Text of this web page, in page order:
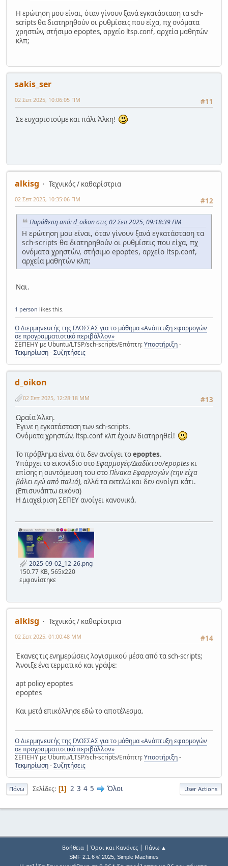
Η ερώτηση μου είναι, όταν γίνουν ξανά εγκατάσταση τα sch-
scripts θα διατηρηθούν οι ρυθμίσεις που είχα, πχ ονόματα
χρηστών, στήσιμο epoptes, αρχείο ltsp.conf, αρχεία μαθητών
κλπ;
sakis_ser
#11
02 Σεπ 2025, 10:06:05 ΠΜ
Σε ευχαριστούμε και πάλι Άλκη!
alkisg
Τεχνικός / καθαρίστρια
#12
02 Σεπ 2025, 10:35:06 ΠΜ
Παράθεση από: d_oikon στις 02 Σεπ 2025, 09:18:39 ΠΜ
Η ερώτηση μου είναι, όταν γίνουν ξανά εγκατάσταση τα
sch-scripts θα διατηρηθούν οι ρυθμίσεις που είχα, πχ
ονόματα χρηστών, στήσιμο epoptes, αρχείο ltsp.conf,
αρχεία μαθητών κλπ;
Ναι.
1 person likes this.
Ο Διερμηνευτής της ΓΛΩΣΣΑΣ για το μάθημα «Ανάπτυξη εφαρμογών
σε προγραμματιστικό περιβάλλον»
ΣΕΠΕΗΥ με Ubuntu/LTSP/sch-scripts/Επόπτη:Υποστήριξη-
Τεκμηρίωση-Συζητήσεις
d_oikon
#13
02 Σεπ 2025, 12:28:18 ΜΜ
Ωραία Άλκη.
Έγινε η εγκατάσταση των sch-scripts.
Ονόματα χρηστών, ltsp.conf κλπ έχουν διατηρηθεί!
Το πρόβλημα είναι ότι δεν ανοίγει τοepoptes.
Υπάρχει το εικονίδιο στοΕφαρμογές/Διαδίκτυο/epoptes κι
επίσης η συντόμευση του στοΠίνακα Εφαρμογών (την είχα
βάλει εγώ από παλιά), αλλά τα εκτελώ και δεν ανοίγει κάτι.
(Επισυνάπτω εικόνα)
Η Διαχείριση ΣΕΠΕΥ ανοίγει κανονικά.
2025-09-02_12-26.png
150.77 KB, 565x220
εμφανίστηκε
alkisg
Τεχνικός / καθαρίστρια
#14
02 Σεπ 2025, 01:00:48 ΜΜ
Έκανες τις ενημερώσεις λογισμικού μέσα από τα sch-scripts;
Άνοιξε ένα τερματικό και γράψε:
apt policy epoptes
epoptes
Και μετά επικόλλησε εδώ το αποτέλεσμα.
Ο Διερμηνευτής της ΓΛΩΣΣΑΣ για το μάθημα «Ανάπτυξη εφαρμογών
σε προγραμματιστικό περιβάλλον»
ΣΕΠΕΗΥ με Ubuntu/LTSP/sch-scripts/Επόπτη:Υποστήριξη-
Τεκμηρίωση-Συζητήσεις
Πάνω Σελίδες 1 2 3 4 5 Όλοι User Actions
Βοήθεια| Όροι και Κανόνες| Πάνω ▲
SMF 2.1.6 © 2025, Simple Machines